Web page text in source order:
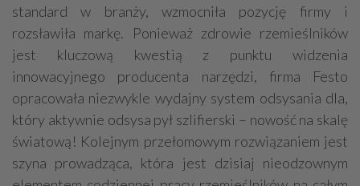
standard w branży, wzmocniła pozycję firmy i
rozsławiła markę. Ponieważ zdrowie rzemieślników
jest kluczową kwestią z punktu widzenia
innowacyjnego producenta narzędzi, firma Festo
opracowała niezwykle wydajny system odsysania dla,
który aktywnie odsysa pył szlifierski – nowość na skalę
światową! Kolejnym przełomowym rozwiązaniem jest
szyna prowadząca, która jest dzisiaj nieodzownym